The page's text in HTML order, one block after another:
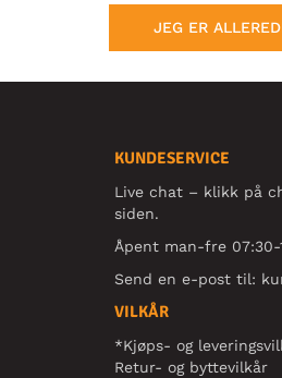
JEG ER
KUNDESERVICE
Live chat – klikk på
siden.
Åpent man-fre 07:30-
Send en e-post til:
VILKÅR
*Kjøps- og
Retur- og byttevilkår